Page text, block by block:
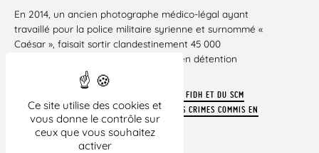
Ce site utilise des cookies et
vous donne le contrôle sur
ceux que vous souhaitez
activer
En 2014, un ancien photographe médico-légal ayant
travaillé pour la police militaire syrienne et surnommé «
Caésar », faisait sortir clandestinement 45 000
photographies de personnes mortes en détention
POUR EN SAVOIR PLUS SUR LE TRAVAIL DE LA FIDH ET DU SCM
DANS LA LUTTE CONTRE L’IMPUNITÉ POUR LES CRIMES COMMIS EN
SYRIE
Paris, le 5 novembre 2018